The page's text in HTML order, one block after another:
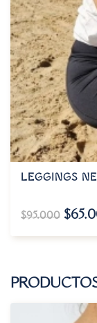
LEGGINGS
$95.000 $